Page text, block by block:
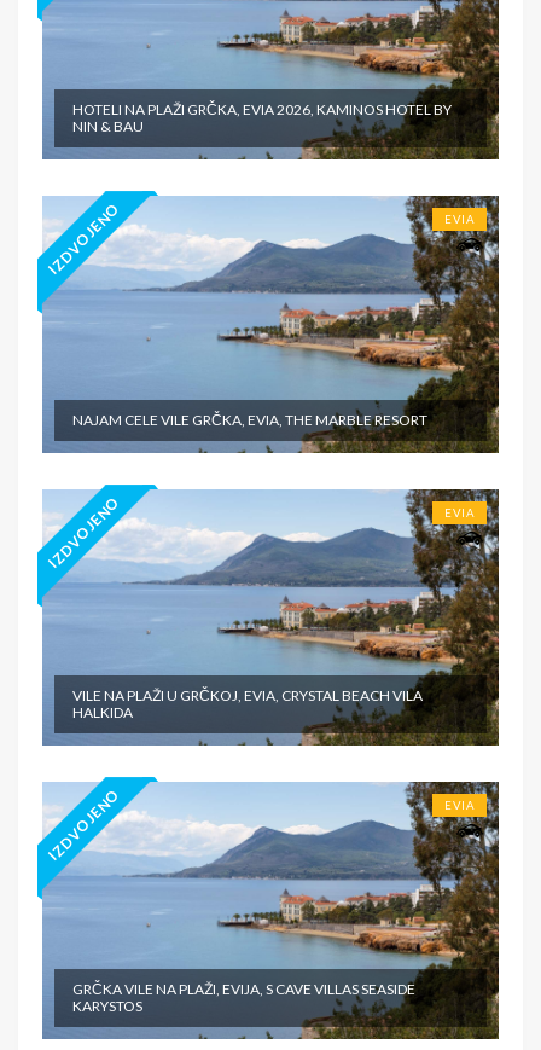
HOTELI NA PLAŽI GRČKA, EVIA 2026, KAMINOS HOTEL BY
NIN & BAU
IZDVOJENO EVIA
NAJAM CELE VILE GRČKA, EVIA, THE MARBLE RESORT
IZDVOJENO EVIA
VILE NA PLAŽI U GRČKOJ, EVIA, CRYSTAL BEACH VILA
HALKIDA
IZDVOJENO EVIA
GRČKA VILE NA PLAŽI, EVIJA, S CAVE VILLAS SEASIDE
KARYSTOS